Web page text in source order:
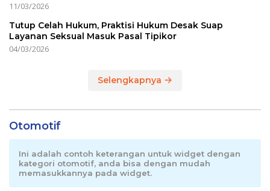
11/03/2026
Tutup Celah Hukum, Praktisi Hukum Desak Suap
Layanan Seksual Masuk Pasal Tipikor
04/03/2026
Selengkapnya
Otomotif
Ini adalah contoh keterangan untuk widget dengan
kategori otomotif, anda bisa dengan mudah
memasukkannya pada widget.